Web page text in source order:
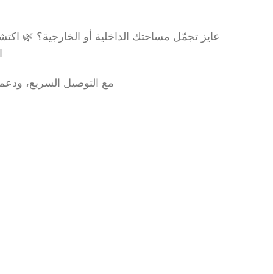
عايز تجمّل مساحتك الداخلية أو الخارجية؟ 🌿
مع التوصيل السريع،